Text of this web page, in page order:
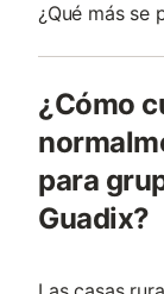
¿Qué más se
¿Cómo
para
Guadix?